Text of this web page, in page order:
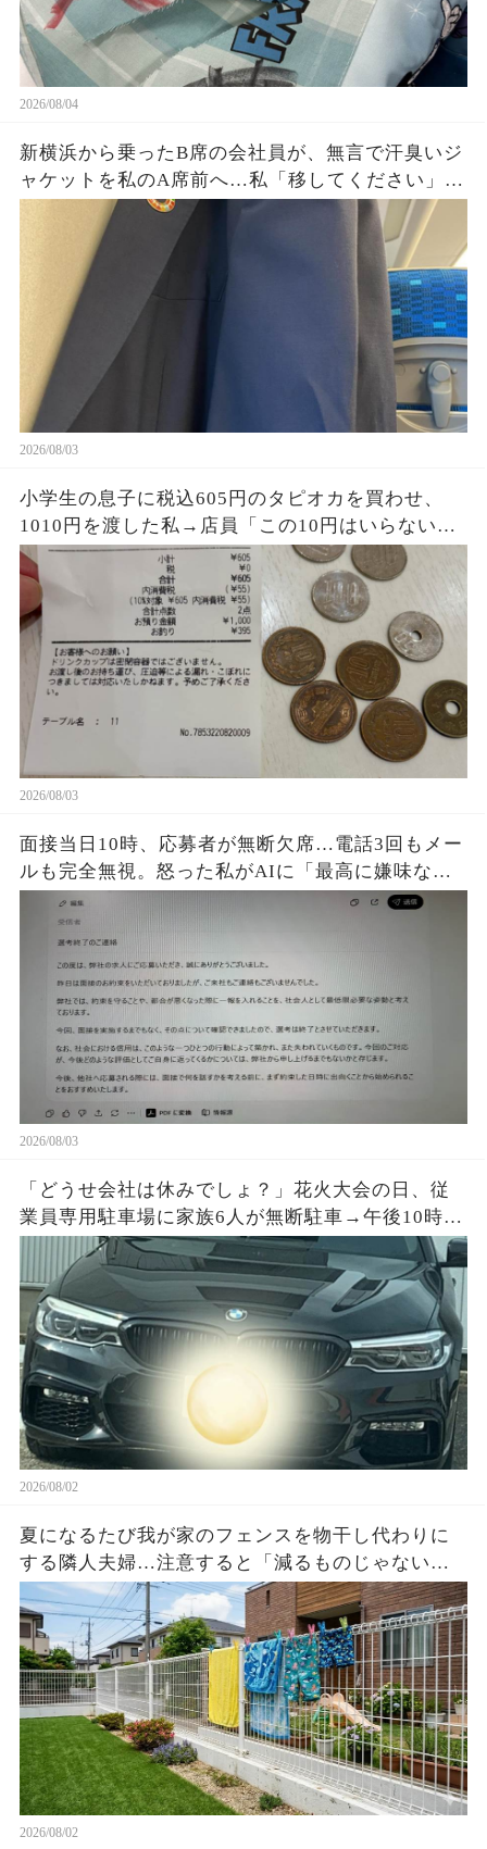
2026/08/04
新横浜から乗ったB席の会社員が、無言で汗臭いジ
ャケットを私のA席前へ…私「移してください」男
「上着くらいいいだろ」→社章を見た向かいの乗
客が名刺を差し出し…
2026/08/03
小学生の息子に税込605円のタピオカを買わせ、
1010円を渡した私→店員「この10円はいらない
よ」息子が395円のお釣りとレシートを持ち帰り、
私は思わず「なんで…？」
2026/08/03
面接当日10時、応募者が無断欠席…電話3回もメー
ルも完全無視。怒った私がAIに「最高に嫌味な不
採用通知を書いて」と頼むと、正論すぎる文章が
完成して…
2026/08/03
「どうせ会社は休みでしょ？」花火大会の日、従
業員専用駐車場に家族6人が無断駐車→午後10時、
施錠されたゲートと防犯カメラ映像を見て絶句…
2026/08/02
夏になるたび我が家のフェンスを物干し代わりに
する隣人夫婦…注意すると「減るものじゃない」
と逆ギレ→濡れた洗濯物3枚と時刻入り映像を見せ
た瞬間…
2026/08/02